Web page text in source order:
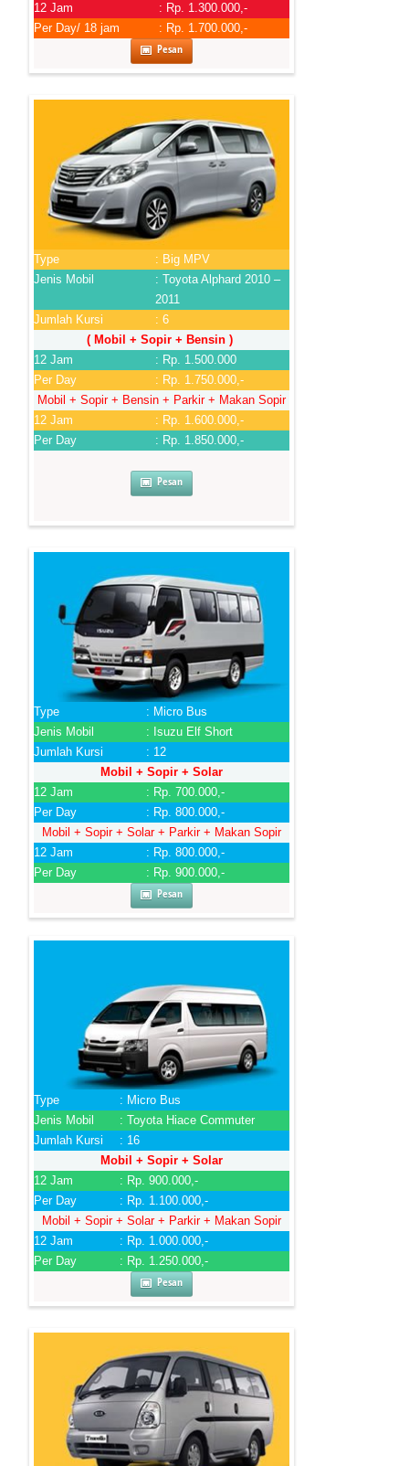
12 Jam
: Rp. 1.300.000,-
Per Day/ 18 jam
: Rp. 1.700.000,-
Pesan
Type
: Big MPV
Jenis Mobil
: Toyota Alphard 2010 –
2011
Jumlah Kursi
: 6
( Mobil + Sopir + Bensin )
12 Jam
: Rp. 1.500.000
Per Day
: Rp. 1.750.000,-
Mobil + Sopir + Bensin + Parkir + Makan Sopir
12 Jam
: Rp. 1.600.000,-
Per Day
: Rp. 1.850.000,-
Pesan
Type
: Micro Bus
Jenis Mobil
: Isuzu Elf Short
Jumlah Kursi
: 12
Mobil + Sopir + Solar
12 Jam
: Rp. 700.000,-
Per Day
: Rp. 800.000,-
Mobil + Sopir + Solar + Parkir + Makan Sopir
12 Jam
: Rp. 800.000,-
Per Day
: Rp. 900.000,-
Pesan
Type
: Micro Bus
Jenis Mobil
: Toyota Hiace Commuter
Jumlah Kursi
: 16
Mobil + Sopir + Solar
12 Jam
: Rp. 900.000,-
Per Day
: Rp. 1.100.000,-
Mobil + Sopir + Solar + Parkir + Makan Sopir
12 Jam
: Rp. 1.000.000,-
Per Day
: Rp. 1.250.000,-
Pesan